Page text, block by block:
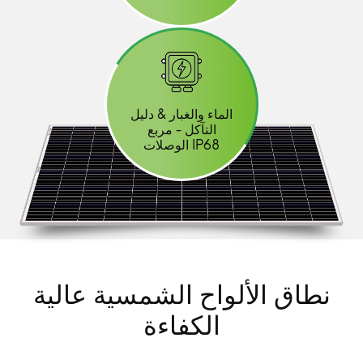
الماء والغبار & دليل
التآكل - مربع
الوصلات IP68
نطاق الألواح الشمسية عالية
الكفاءة